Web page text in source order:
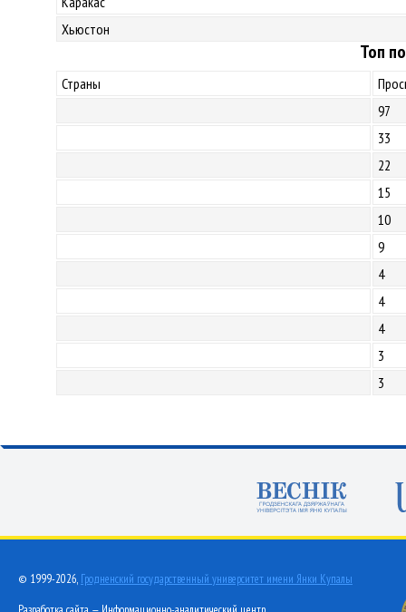
Хьюстон
Топ
Страны
97
33
22
15
10
9
4
4
4
3
3
© 1999-2026, Гродненский государственный университет имени Янки Купалы